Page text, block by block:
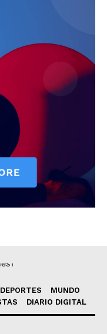
DEPORTES
MUNDO
DIARIO DIGITAL